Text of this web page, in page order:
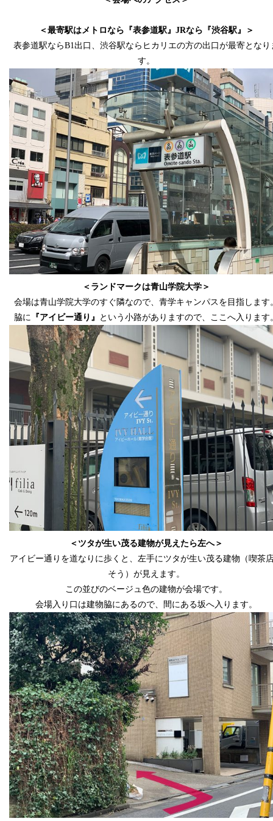
＜最寄駅はメトロなら『表参道駅』JRなら『渋谷駅』＞
表参道駅ならB1出口、渋谷駅ならヒカリエの方の出口が最寄となり
す。
＜ランドマークは青山学院大学＞
会場は青山学院大学のすぐ隣なので、 青学キャンパスを目指します
脇に 『アイビー通り』 という小路がありますので、 ここへ入ります
＜ツタが生い茂る建物が見えたら左へ＞
アイビー通りを道なりに歩くと、左手にツタが生い茂る建物（ 喫茶
そう）が見えます。
この並びのベージュ色の建物が会場です。
会場入り口は建物脇にあるので、間にある坂へ入ります。